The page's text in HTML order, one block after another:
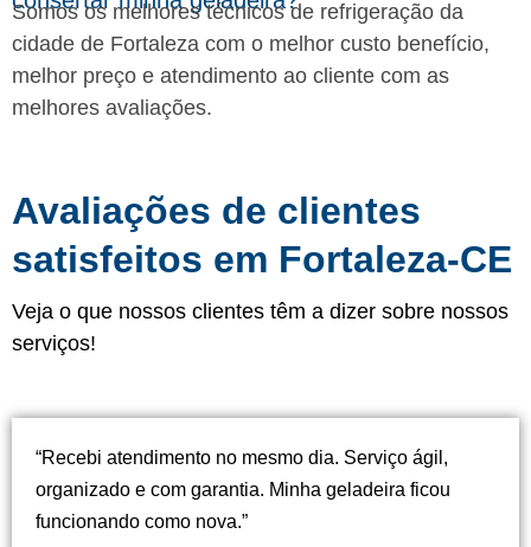
Somos os melhores técnicos de refrigeração da
cidade de Fortaleza com o melhor custo benefício,
melhor preço e atendimento ao cliente com as
melhores avaliações.
Avaliações de clientes
satisfeitos em Fortaleza-CE
Veja o que nossos clientes têm a dizer sobre nossos
serviços!
“Recebi atendimento no mesmo dia. Serviço ágil,
organizado e com garantia. Minha geladeira ficou
funcionando como nova.”